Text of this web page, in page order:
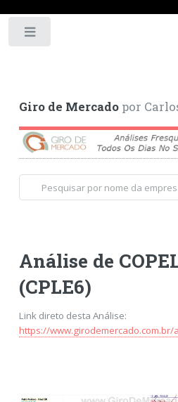
Giro de Mercadopor
Análise de
(CPLE6)
Link direto desta Análise:
https://www.girodemercado.com.br/